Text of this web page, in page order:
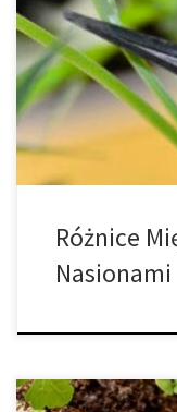
czy będzie to jedna
sposoby rozpoczęcia
nasiona lub
Technika stosowana
czynników. Jedną z
Różnice
Nasionami